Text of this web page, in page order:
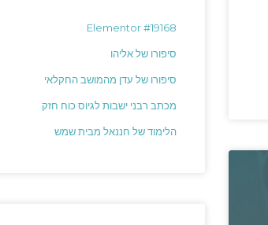
Elementor #19168
סיפורו של אליהו
סיפורו של עדן מהמושב החקלאי
מכתב רבני ישבות לגיוס כוח חזק
הלימוד של חננאל מבית שמש